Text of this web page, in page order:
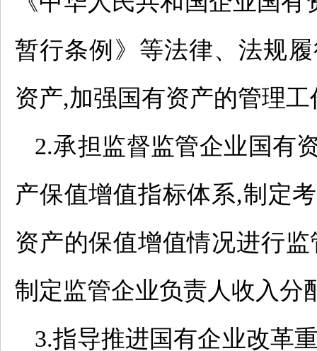
暂行条例》等法律、法规
资产,加强国有资产的管理工
2.承担监督监管企业国有
产保值增值指标体系,制定
资产的保值增值情况进行
制定监管企业负责人收入分
3.指导推进国有企业改革